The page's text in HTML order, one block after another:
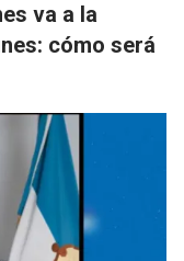
va a la
cómo será